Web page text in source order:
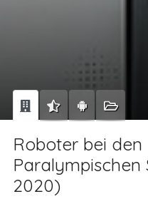
Roboter bei
Paralympischen
2020)